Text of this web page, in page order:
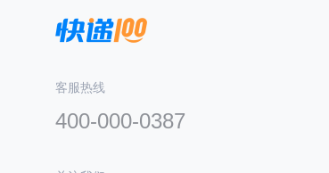
客服热线
400-000-0387